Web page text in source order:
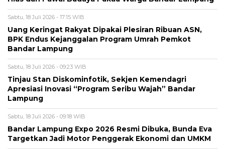
Sabtu, 18 Juli 2026 - 17:15 WIB
Uang Keringat Rakyat Dipakai Plesiran Ribuan ASN,
BPK Endus Kejanggalan Program Umrah Pemkot
Bandar Lampung
Sabtu, 18 Juli 2026 - 09:23 WIB
Tinjau Stan Diskominfotik, Sekjen Kemendagri
Apresiasi Inovasi “Program Seribu Wajah” Bandar
Lampung
Sabtu, 18 Juli 2026 - 09:18 WIB
Bandar Lampung Expo 2026 Resmi Dibuka, Bunda Eva
Targetkan Jadi Motor Penggerak Ekonomi dan UMKM